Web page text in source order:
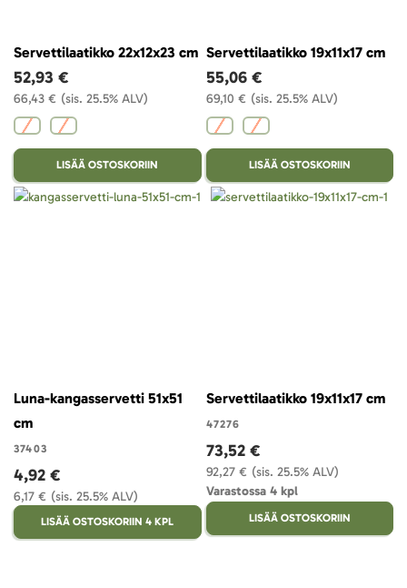
Servettilaatikko 22x12x23 cm
(sis. 25.5% ALV)
66,43 €
52,93 €
LISÄÄ OSTOSKORIIN
Servettilaatikko 19x11x17 cm
(sis. 25.5% ALV)
69,10 €
55,06 €
LISÄÄ OSTOSKORIIN
Luna-kangasservetti 51x51
cm
37403
(sis. 25.5% ALV)
6,17 €
4,92 €
LISÄÄ OSTOSKORIIN 4 KPL
Servettilaatikko 19x11x17 cm
47276
(sis. 25.5% ALV)
92,27 €
73,52 €
Varastossa 4 kpl
LISÄÄ OSTOSKORIIN